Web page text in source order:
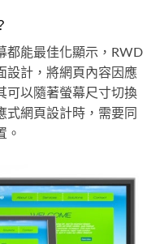
都能最佳化顯示，RWD
設計，將網頁內容因應
可以隨著螢幕尺寸切換
式網頁設計時，需要同
。